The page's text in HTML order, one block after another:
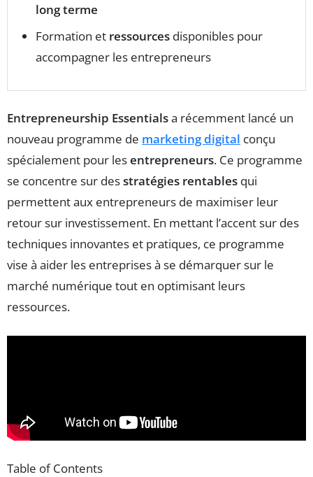
long terme
Formation et ressources disponibles pour
accompagner les entrepreneurs
Entrepreneurship Essentialsa récemment lancé un
nouveau programme de marketing digital conçu
spécialement pour lesentrepreneurs. Ce programme
se concentre sur desstratégies rentables qui
permettent aux entrepreneurs de maximiser leur
retour sur investissement. En mettant l’accent sur des
techniques innovantes et pratiques, ce programme
vise à aider les entreprises à se démarquer sur le
marché numérique tout en optimisant leurs
ressources.
Table of Contents